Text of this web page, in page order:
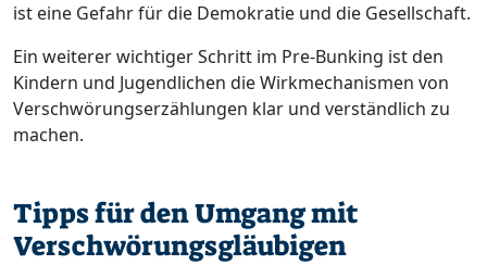
ist eine Gefahr für die Demokratie und die Gesellschaft.
Ein weiterer wichtiger Schritt im Pre-Bunking ist den
Kindern und Jugendlichen die Wirkmechanismen von
Verschwörungserzählungen klar und verständlich zu
machen.
Tipps für den Umgang mit
Verschwörungsgläubigen